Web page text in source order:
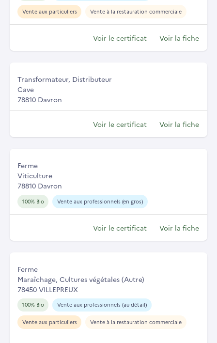
Vente aux particuliers Vente à la restauration commerciale
Voir le certificat Voir la fiche
Transformateur, Distributeur
Cave
78810 Davron
Voir le certificat Voir la fiche
Ferme
Viticulture
78810 Davron
100% Bio Vente aux professionnels (en gros)
Voir le certificat Voir la fiche
Ferme
Maraîchage, Cultures végétales (Autre)
78450 VILLEPREUX
100% Bio Vente aux professionnels (au détail)
Vente aux particuliers Vente à la restauration commerciale